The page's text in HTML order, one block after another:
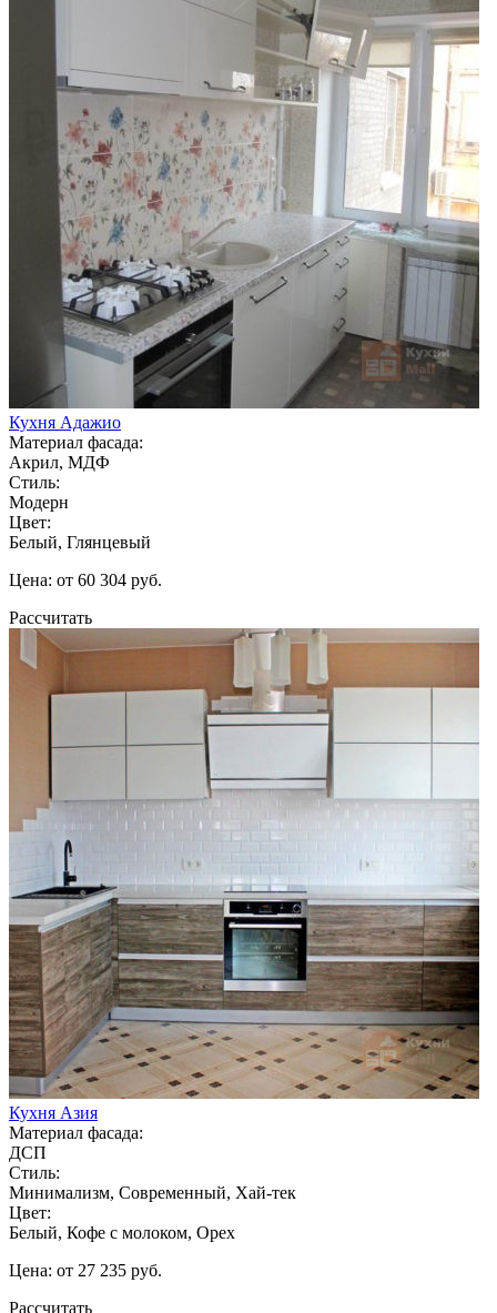
Кухня Адажио
Материал фасада:
Акрил, МДФ
Стиль:
Модерн
Цвет:
Белый, Глянцевый
Цена: от 60 304 руб.
Рассчитать
Кухня Азия
Материал фасада:
ДСП
Стиль:
Минимализм, Современный, Хай-тек
Цвет:
Белый, Кофе с молоком, Орех
Цена: от 27 235 руб.
Рассчитать